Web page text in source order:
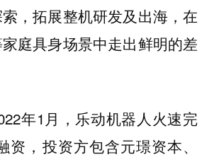
，拓展整机研发及出海，在
庭具身场景中走出鲜明的差
年1月，乐动机器人火速完
资，投资方包含元璟资本、